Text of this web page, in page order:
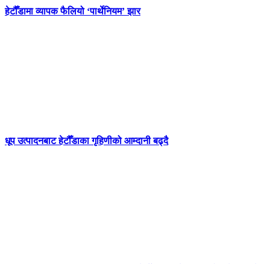
हेटौँडामा व्यापक फैलियो ‘पार्थेनियम’ झार
धूप उत्पादनबाट हेटौँडाका गृहिणीको आम्दानी बढ्दै